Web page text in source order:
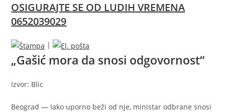
OSIGURAJTE SE OD LUDIH VREMENA
0652039029
|
„Gašić mora da snosi odgovornost“
Izvor: Blic
Beograd — Iako uporno beži od nje, ministar odbrane snosi